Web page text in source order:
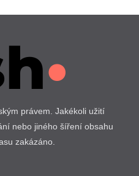
právem. Jakékoli užití
nebo jiného šíření obsahu
zakázáno.